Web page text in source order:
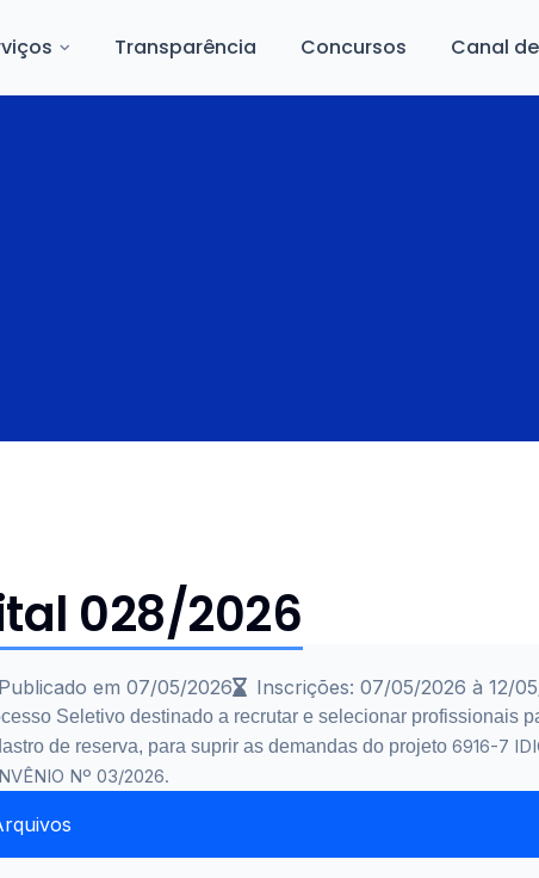
Transparência Concursos Canal
028/2026
em 07/05/2026 Inscrições: 07/05/2026 à 12/
Seletivo destinado a recrutar e selecionar profissionais
de reserva, para suprir as demandas do projeto 6916-7
Nº 03/2026.